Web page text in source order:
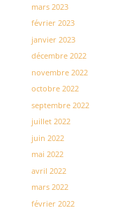
mars 2023
février 2023
janvier 2023
décembre 2022
novembre 2022
octobre 2022
septembre 2022
juillet 2022
juin 2022
mai 2022
avril 2022
mars 2022
février 2022